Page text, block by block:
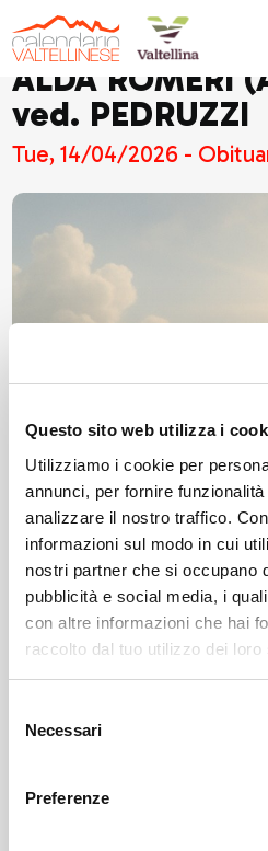
Questo sito web utilizza i
Utilizziamo i cookie per
annunci, per fornire
analizzare il nostro traffico.
informazioni sul modo in cui
nostri partner che si occupano
pubblicità e social media, i
con altre informazioni che hai
raccolto dal tuo utilizzo dei loro
delNecessari
Preferenze
ALDA ROMERI
ved. PEDRUZZI
Tue, 14/04/2026 -
Albosaggia